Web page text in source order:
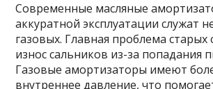
Современные масляные
аккуратной эксплуатации служат
газовых. Главная проблема
износ сальников из-за попадания
Газовые амортизаторы имеют
внутреннее давление, что